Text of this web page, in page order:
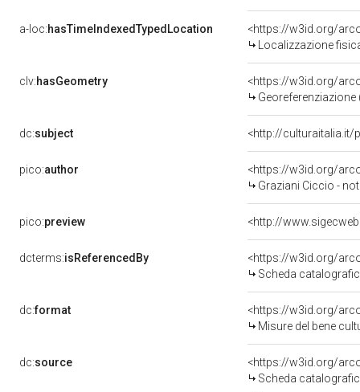
a-loc:hasTimeIndexedTypedLocation
<https://w3id.org/
Localizzazione
clv:hasGeometry
<https://w3id.org/
dc:subject <http://culturaitalia.it/
pico:author
<https://w3id.org/
Graziani Ciccio -
pico:preview <http://
dcterms:isReferencedBy
<https://w3id.org/
Scheda
dc:format
<https://w3id.org/
Misure del bene
dc:source
<https://w3id.org/
Scheda